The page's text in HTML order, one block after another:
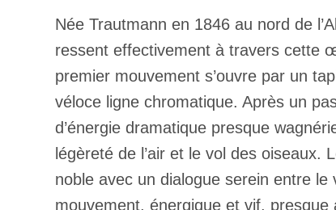
Née Trautmann en 1846 au nord de
ressent effectivement à travers cette
premier mouvement s’ouvre par un
véloce ligne chromatique. Après un
d’énergie dramatique presque
légèreté de l’air et le vol des
noble avec un dialogue serein entre
mouvement, énergique et vif,